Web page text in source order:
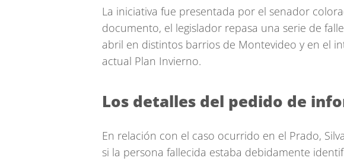
La iniciativa fue presentada por el senador
documento, el legislador repasa una serie de
abril en distintos barrios de Montevideo y en el
actual Plan Invierno.
Los detalles del pedido de
En relación con el caso ocurrido en el Prado,
si la persona fallecida estaba debidamente